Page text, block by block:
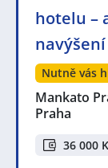
hotelu –
Nutně vás
Mankato
Praha
36 000